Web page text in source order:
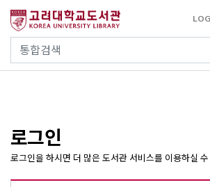
건
통합검색
사이트내 검색
로그인
로그인을 하시면 더 많은 도서관 서비스를 이용하실 수